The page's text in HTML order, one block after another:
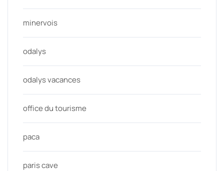
minervois
odalys
odalys vacances
office du tourisme
paca
paris cave